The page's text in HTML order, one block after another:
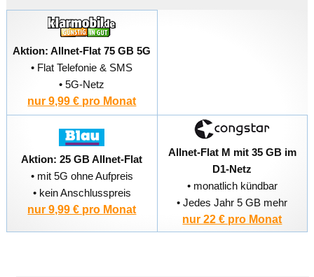
Aktion: Allnet-Flat 75 GB 5G
• Flat Telefonie & SMS
• 5G-Netz
nur 9,99 € pro Monat
Aktion: 25 GB Allnet-Flat
• mit 5G ohne Aufpreis
• kein Anschlusspreis
nur 9,99 € pro Monat
Allnet-Flat M mit 35 GB im
D1-Netz
• monatlich kündbar
• Jedes Jahr 5 GB mehr
nur 22 € pro Monat